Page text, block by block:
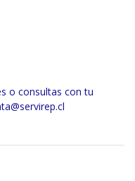
o consultas con tu